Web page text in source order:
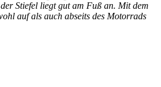
Stiefel liegt gut am Fuß an. Mit dem
auf als auch abseits des Motorrads